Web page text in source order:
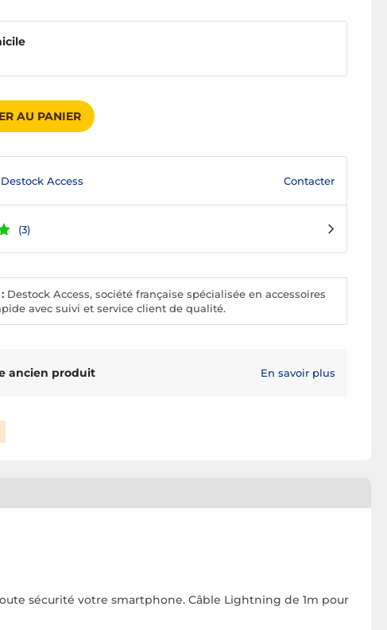
AU PANIER
Destock Access Contacter
(3)
Destock Access, société française spécialisée en accessoires
avec suivi et service client de qualité.
ancien produit En savoir plus
sécurité votre smartphone. Câble Lightning de 1m pour